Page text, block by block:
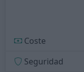
Coste
Seguridad